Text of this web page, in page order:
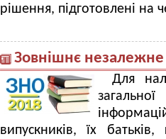
рішення, підготовлені на
Зовнішнє
Для
випускників, їх